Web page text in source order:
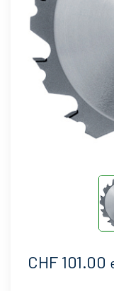
CHF 101.00